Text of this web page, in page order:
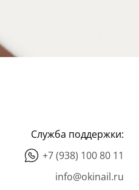
Служба поддержки:
+7 (938) 100 80 11
info@okinail.ru